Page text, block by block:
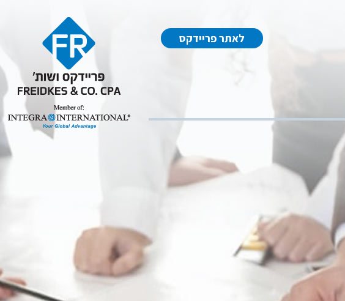
לאתר פריידקס